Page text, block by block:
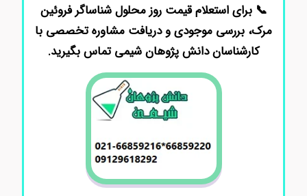
📞 برای استعلام قیمت روز محلول شناساگر فروئین
مرک، بررسی موجودی و دریافت مشاوره تخصصی با
کارشناسان دانش پژوهان شیمی تماس بگیرید.